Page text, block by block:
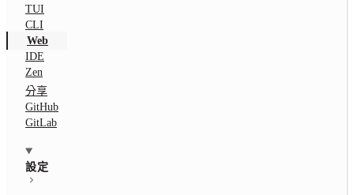
TUI
CLI
Web
IDE
Zen
分享
GitHub
GitLab
設定